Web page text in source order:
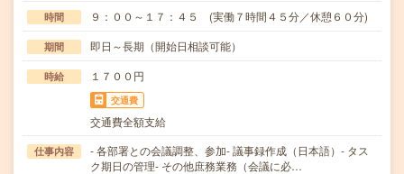
時間 ９：００～１７：４５ (実働７時間４５分／休憩６０分)
期間 即日～長期（開始日相談可能）
時給 １７００円
交通費
交通費全額支給
仕事内容
- 各部署との会議調整、参加- 議事録作成（日本語）- タス
ク期日の管理- その他庶務業務（会議に必…